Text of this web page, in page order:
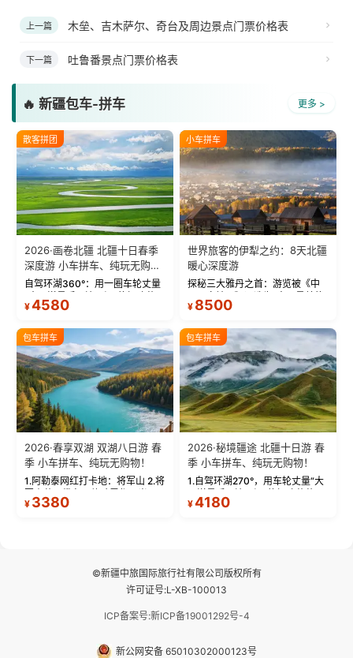
上一篇 木垒、吉木萨尔、奇台及周边景点门票价格表
下一篇 吐鲁番景点门票价格表
🔥 新疆包车-拼车 更多 >
散客拼团
2026·画卷北疆 北疆十日春季
深度游 小车拼车、纯玩无购
物！
自驾环湖360°：用一圈车轮丈量
蓝。 赛湖旅拍：甄选多款风格服
绝美瞬间。 赛湖坦克300跟车视
频：专业摄影师...
¥4580
小车拼车
世界旅客的伊犁之约：8天北疆
暖心深度游
探秘三大雅丹之首：游览被《中
三大雅丹”第一名的克拉玛依魔鬼
瓦人最大村落——禾木村，欣赏
晨雾与小木...
¥ 8500
包车拼车
2026·春享双湖 双湖八日游 春
季 小车拼车、纯玩无购物！
1.阿勒泰网红打卡地：将军山 2.将
军山落日缆车，体验雪都风光 3.
将军山，夕阳派对，蹦迪party 4.
¥ 3380
包车拼车
2026·秘境疆途 北疆十日游 春
季 小车拼车、纯玩无购物！
1.自驾环湖270°，用车轮丈量“大
西洋最后一滴眼泪”的极致蔚蓝，
让雪山、花海与深邃湖水在转弯
¥4180
©新疆中旅国际旅行社有限公司版权所有
许可证号:L-XB-100013
ICP备案号:新ICP备19001292号-4
新公网安备 65010302000123号